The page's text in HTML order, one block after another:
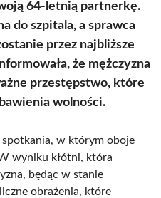
64-letnią partnerkę.
do szpitala, a sprawca
przez najbliższe
że mężczyzna
przestępstwo, które
wolności.
spotkania, w którym oboje
wyniku kłótni, która
będąc w stanie
obrażenia, które